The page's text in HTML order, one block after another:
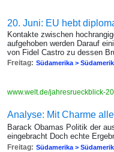
20. Juni: EU hebt
Kontakte zwischen
aufgehoben werden Darauf
von Fidel Castro zu dessen
Freitag: Südamerika >
www.welt.de/jahresrueckblick-
Analyse: Mit Charme
Barack Obamas Politik der
eingebracht Doch echte
Freitag: Südamerika >